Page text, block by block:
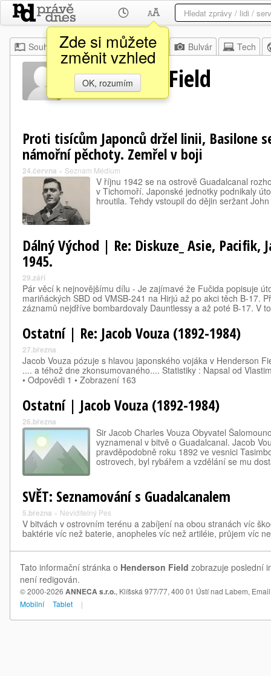
Zde si můžete
změnit vzhled
OK, rozumím
Souhrn Moje Z domova Bulvár Tech
Henderson Field
Proti tisícům Japonců držel linii, Basilone
námořní pěchoty. Zemřel v boji
24.června » Seznam Médium
V říjnu 1942 se na ostrově Guadalcanal
v Tichomoří. Japonské jednotky podnikaly
hroutila. Tehdy vstoupil do dějin seržant
Dálný Východ | Re: Diskuze_ Asie, Pacifik,
1945.
29.září
Pár věcí k nejnovějšímu dílu - Je zajímavé že Fučida popisuje
mariňáckých SBD od VMSB-241 na Hirjú až po akci těch B-17.
záznamů nejdříve bombardovaly Dauntlessy a až poté B-17. V
Ostatní | Re: Jacob Vouza (1892-1984)
27.března
Jacob Vouza pózuje s hlavou japonského vojáka v Henderson
.... a téhož dne zkonsumovaného.... Statistiky : Napsal od
• Odpovědi 1 • Zobrazení 163
Ostatní | Jacob Vouza (1892-1984)
26.března
Sir Jacob Charles Vouza Obyvatel
vyznamenal v bitvě o Guadalcanal. Jacob
pravděpodobně roku 1892 ve vesnici
ostrovech, byl rybářem a vzdělání se mu
SVĚT: Seznamování s Guadalcanalem
5.března » Neviditelný Pes
V bitvách v ostrovním terénu a zabíjení na obou stranách víc
baktérie víc než baterie, anopheles víc než artiléie, průjem víc
Tato informační stránka o Henderson Field zobrazuje poslední
není redigován.
© 2000-2026 ANNECA s.r.o., Klíšská 977/77, 400 01 Ústí nad Labem,
Mobilní
Tablet |